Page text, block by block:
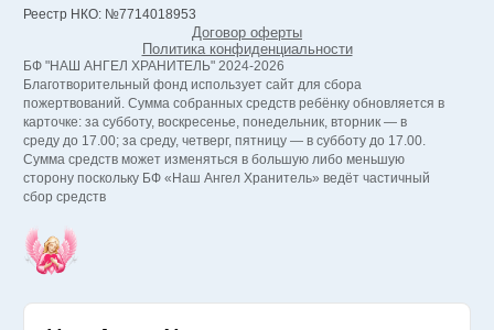
Реестр НКО: №7714018953
Договор оферты
Политика конфиденциальности
БФ "НАШ АНГЕЛ ХРАНИТЕЛЬ" 2024-2026
Благотворительный фонд использует сайт для сбора
пожертвований. Сумма собранных средств ребёнку обновляется в
карточке: за субботу, воскресенье, понедельник, вторник — в
среду до 17.00; за среду, четверг, пятницу — в субботу до 17.00.
Сумма средств может изменяться в большую либо меньшую
сторону поскольку БФ «Наш Ангел Хранитель» ведёт частичный
сбор средств